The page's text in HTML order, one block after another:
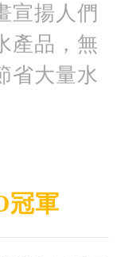
宣揚人們
產品，無
省大量水
冠軍